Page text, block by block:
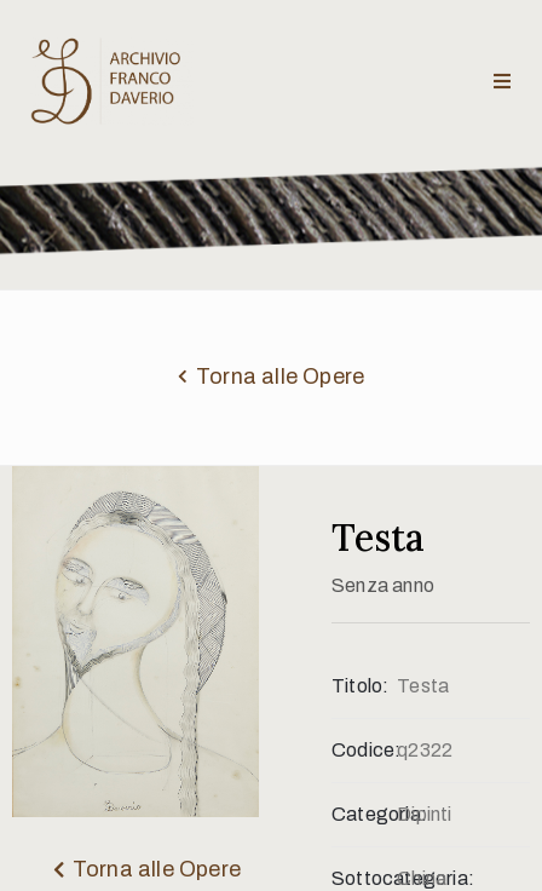
Archivio
Franco
Daverio
critici
Contatti
Torna alle Opere
Torna alle Opere
Testa
Senza anno
Titolo: Testa
Codice:q2322
Categoria:Dipinti
Sottocategoria:
China